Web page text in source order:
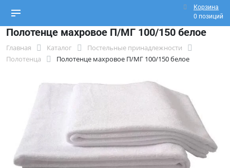
Корзина
0 позиций
Полотенце махровое П/МГ 100/150 белое
Главная Каталог
Постельные принадлежности
Полотенца
Полотенце махровое П/МГ 100/150 белое